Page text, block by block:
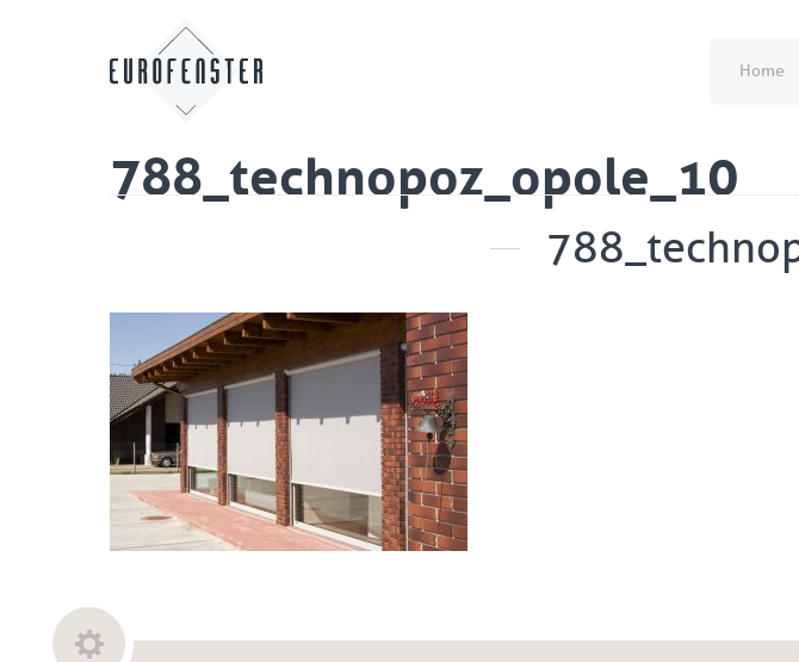
Home
788_technopoz_opole_10